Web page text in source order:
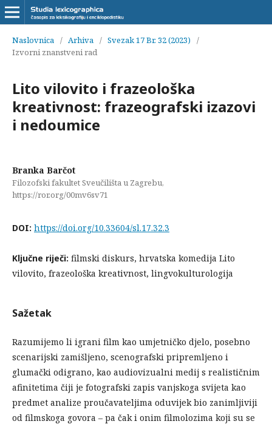
Naslovnica / Arhiva / Svezak 17 Br. 32 (2023)
/
Izvorni znanstveni rad
Lito vilovito i frazeološka
kreativnost: frazeografski izazovi
i nedoumice
Branka Barčot
Filozofski fakultet Sveučilišta u Zagrebu,
https://ror.org/00mv6sv71
DOI: https://doi.org/10.33604/sl.17.32.3
Ključne riječi: filmski diskurs, hrvatska komedija Lito
vilovito, frazeološka kreativnost, lingvokulturologija
Sažetak
Razumijemo li igrani film kao umjetničko djelo, posebno
scenarijski zamišljeno, scenografski pripremljeno i
glumački odigrano, kao audiovizualni medij s realističnim
afinitetima čiji je fotografski zapis vanjskoga svijeta kao
predmet analize proučavateljima oduvijek bio zanimljiviji
od filmskoga govora – pa čak i onim filmolozima koji su se